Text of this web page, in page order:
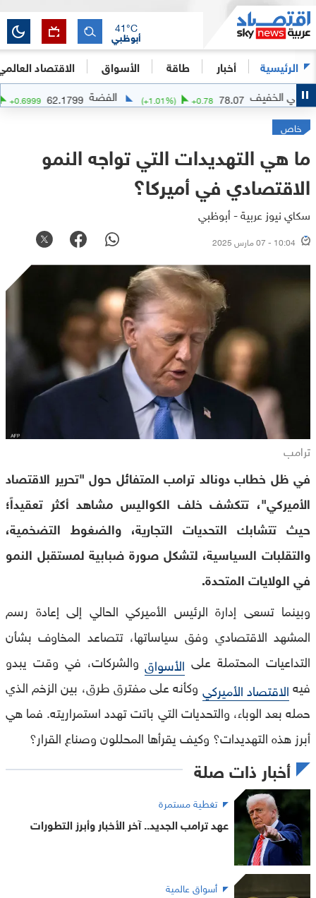
الرئيسية أخبار طاقة الأسواق الاقتصاد
أبوظبي
41°C
78.07
+0.78
(+1.01%) الفضة 62.1799
+0.6999
(+1.14%)
خاص
ما هي التهديدات التي تواجه النمو
الاقتصادي في أميركا؟
سكاي نيوز عربية - أبوظبي
10:04 - 07 مارس 2025
ترامب
في ظل خطاب دونالد ترامب المتفائل حول "تحرير الاقتصاد
الأميركي"، تتكشف خلف الكواليس مشاهد أكثر تعقيداً؛
حيث تتشابك التحديات التجارية، والضغوط التضخمية،
والتقلبات السياسية، لتشكل صورة ضبابية لمستقبل النمو
في الولايات المتحدة.
وبينما تسعى إدارة الرئيس الأميركي الحالي إلى إعادة رسم
المشهد الاقتصادي وفق سياساتها، تتصاعد المخاوف بشأن
التداعيات المحتملة على الأسواق والشركات، في وقت يبدو
فيهالاقتصاد الأميركي وكأنه على مفترق طرق، بين الزخم الذي
حمله بعد الوباء، والتحديات التي باتت تهدد استمراريته. فما هي
أبرز هذه التهديدات؟ وكيف يقرأها المحللون وصناع القرار؟
أخبار ذات صلة
تغطية مستمرة
عهد ترامب الجديد.. آخر الأخبار وأبرز التطورات
أسواق عالمية